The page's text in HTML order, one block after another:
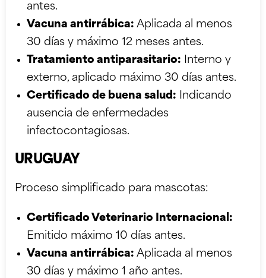
antes.
Vacuna antirrábica: Aplicada al menos
30 días y máximo 12 meses antes.
Tratamiento antiparasitario: Interno y
externo, aplicado máximo 30 días antes.
Certificado de buena salud: Indicando
ausencia de enfermedades
infectocontagiosas.
URUGUAY
Proceso simplificado para mascotas:
Certificado Veterinario Internacional:
Emitido máximo 10 días antes.
Vacuna antirrábica: Aplicada al menos
30 días y máximo 1 año antes.